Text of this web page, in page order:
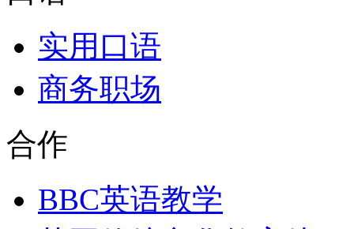
实用口语
商务职场
合作
BBC英语教学